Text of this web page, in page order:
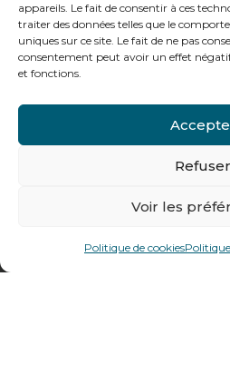
appareils. Le fait de consentir à ces
traiter des données telles que le
uniques sur ce site. Le fait de ne pas
consentement peut avoir un effet
et fonctions.
Refuser
Voir les
Politique de cookies
Notre gamme
478 rue Alexandre Richetta